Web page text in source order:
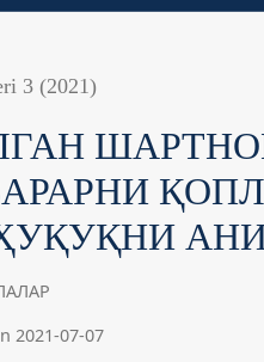
3 (2021)
2021-07-07